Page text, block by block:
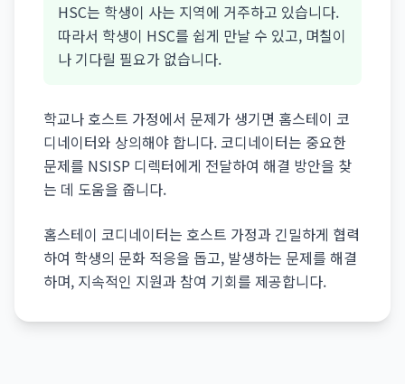
HSC는 학생이 사는 지역에 거주하고 있습니다.
따라서 학생이 HSC를 쉽게 만날 수 있고, 며칠이
나 기다릴 필요가 없습니다.
학교나 호스트 가정에서 문제가 생기면 홈스테이 코
디네이터와 상의해야 합니다. 코디네이터는 중요한
문제를 NSISP 디렉터에게 전달하여 해결 방안을 찾
는 데 도움을 줍니다.
홈스테이 코디네이터는 호스트 가정과 긴밀하게 협력
하여 학생의 문화 적응을 돕고, 발생하는 문제를 해결
하며, 지속적인 지원과 참여 기회를 제공합니다.